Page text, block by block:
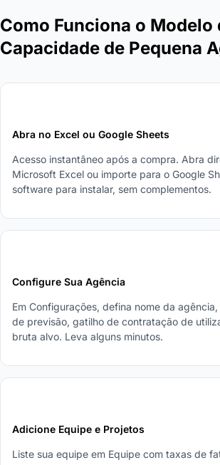
Como Funciona o Modelo
Capacidade de Pequena
Abra no Excel ou Google Sheets
Acesso instantâneo após a compra. Abra
Microsoft Excel ou importe para o Google
software para instalar, sem complementos.
Configure Sua Agência
Em Configurações, defina nome da
de previsão, gatilho de contratação de
bruta alvo. Leva alguns minutos.
Adicione Equipe e Projetos
Liste sua equipe em Equipe com taxas de